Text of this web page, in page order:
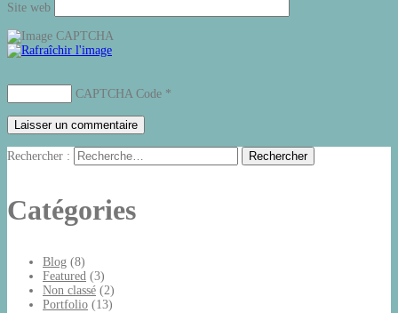
Site web
CAPTCHA Code *
Rechercher :
Catégories
Blog (8)
Featured (3)
Non classé (2)
Portfolio (13)